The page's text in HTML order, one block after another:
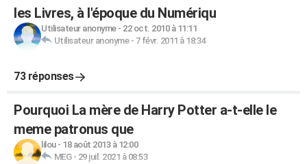
les Livres, à l'époque du Numériqu
Utilisateur anonyme- 22 oct. 2010 à 11:11
Utilisateur anonyme- 7 févr. 2011 à 18:34
73 réponses
Pourquoi La mère de Harry Potter a-t-elle le
meme patronus que
lilou- 18 août 2013 à 12:00
MEG- 29 juil. 2021 à 08:53